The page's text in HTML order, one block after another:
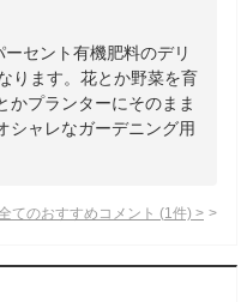
セント有機肥料のデリ
ります。花とか野菜を育
かプランターにそのまま
シャレなガーデニング用
てのおすすめコメント (1 件) >